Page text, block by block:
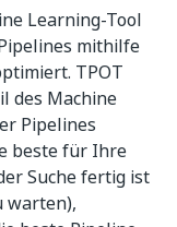
Learning-Tool
mithilfe
TPOT
des Machine
Pipelines
beste für Ihre
Suche fertig ist
warten),